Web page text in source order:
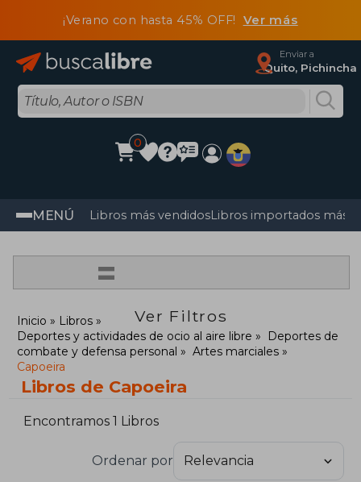
¡Verano con hasta 45% OFF! Ver más
Enviar a
Quito, Pichincha
0
MENÚ Libros más vendidosLibros importados más
=
Ver Filtros
Inicio
Libros
Deportes y actividades de ocio al aire libre
Deportes de
combate y defensa personal
Artes marciales
Capoeira
Libros de Capoeira
Encontramos 1 Libros
Ordenar por